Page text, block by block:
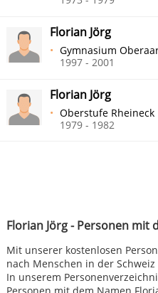
Florian Jörg - Personen mit
Mit unserer kostenlosen
nach Menschen in der
In unserem
Florian Jörg
Gymnasium
1997 - 2001
Florian Jörg
Oberstufe Rheineck
1979 - 1982